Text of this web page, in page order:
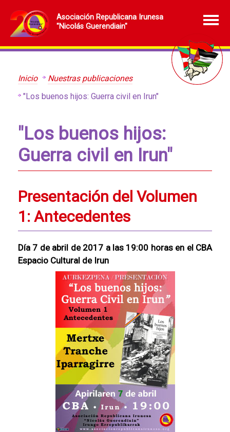
Asociación Republicana Irunesa
"Nicolás Guerendiain"
Inicio
Nuestras publicaciones
"Los buenos hijos: Guerra civil en Irun"
"Los buenos hijos:
Guerra civil en Irun"
Presentación del Volumen
1: Antecedentes
Día 7 de abril de 2017 a las 19:00 horas en el CBA
Espacio Cultural de Irun